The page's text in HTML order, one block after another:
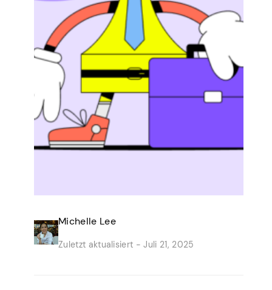
Michelle Lee
Zuletzt aktualisiert - Juli 21, 2025